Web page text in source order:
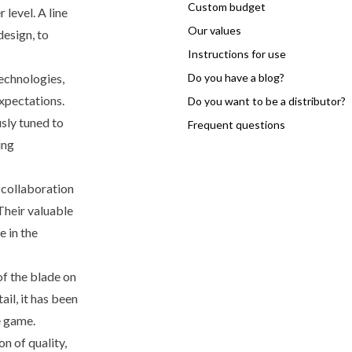
level. A line
to
tuned to
collaboration
valuable
in the
the blade on
it has been
of quality,
Custom budget
Our values
Instructions for use
Do you have a blog?
Do you want to be a distributor?
Frequent questions